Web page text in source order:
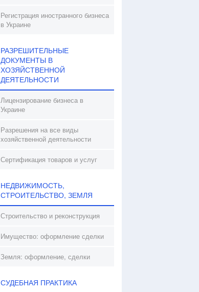
Регистрация иностранного бизнеса
в Украине
РАЗРЕШИТЕЛЬНЫЕ
ДОКУМЕНТЫ В
ХОЗЯЙСТВЕННОЙ
ДЕЯТЕЛЬНОСТИ
Лицензирование бизнеса в
Украине
Разрешения на все виды
хозяйственной деятельности
Сертификация товаров и услуг
НЕДВИЖИМОСТЬ,
СТРОИТЕЛЬСТВО, ЗЕМЛЯ
Строительство и реконструкция
Имущество: оформление сделки
Земля: оформление, сделки
СУДЕБНАЯ ПРАКТИКА